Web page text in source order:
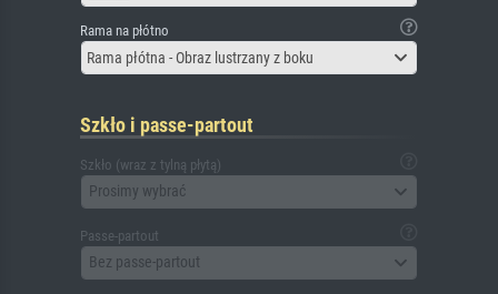
Rama na płótno
Rama płótna - Obraz lustrzany z boku
Szkło i passe-partout
Szkło (wraz z tylną płytą)
Prosimy wybrać
Passe-partout
Bez passe-partout